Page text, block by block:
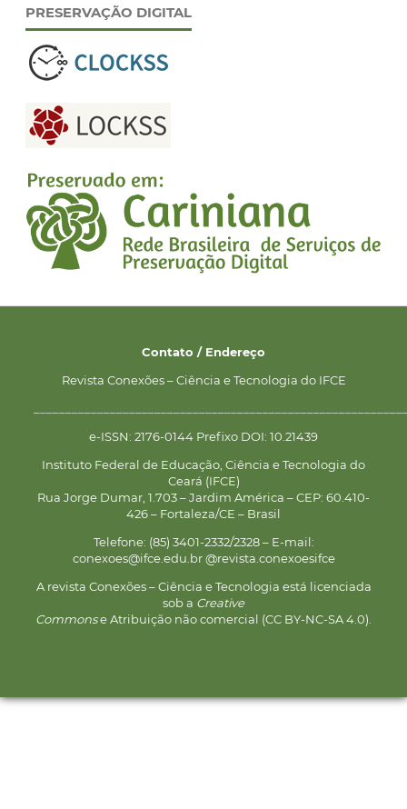
PRESERVAÇÃO DIGITAL
Contato / Endereço
Revista Conexões – Ciência e Tecnologia do IFCE
e-ISSN: 2176-0144 Prefixo DOI: 10.21439
Instituto Federal de Educação, Ciência e Tecnologia do
Ceará (IFCE)
Rua Jorge Dumar, 1.703 – Jardim América – CEP: 60.410-
426 – Fortaleza/CE – Brasil
Telefone: (85) 3401-2332/2328 – E-mail:
conexoes@ifce.edu.br @revista.conexoesifce
A revista Conexões – Ciência e Tecnologia está licenciada
sob a Creative
Commonse Atribuição não comercial (CC BY-NC-SA 4.0).